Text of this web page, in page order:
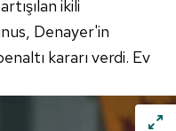
ikili
Denayer'in
kararı verdi. Ev